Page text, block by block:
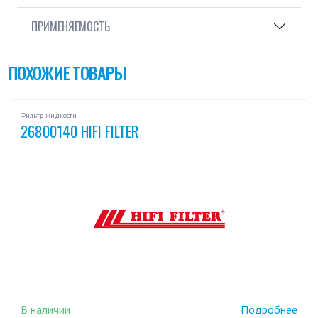
ПРИМЕНЯЕМОСТЬ
ПОХОЖИЕ ТОВАРЫ
Фильтр жидкости
26800140 HIFI FILTER
В наличии Подробнее